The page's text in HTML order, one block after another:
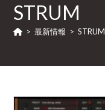
STRUM
> 最新情報 > STRUM